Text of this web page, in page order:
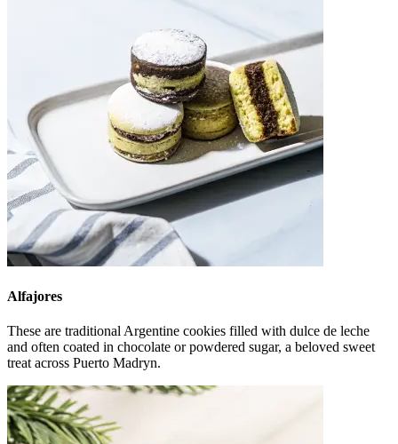
Alfajores
These are traditional Argentine cookies filled with dulce de leche
and often coated in chocolate or powdered sugar, a beloved sweet
treat across Puerto Madryn.